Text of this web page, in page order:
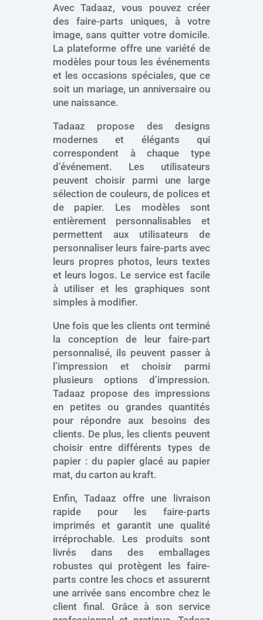
Avec Tadaaz, vous pouvez créer
des faire-parts uniques, à votre
image, sans quitter votre domicile.
La plateforme offre une variété de
modèles pour tous les événements
et les occasions spéciales, que ce
soit un mariage, un anniversaire ou
une naissance.
Tadaaz propose des designs
modernes et élégants qui
correspondent à chaque type
d’événement. Les utilisateurs
peuvent choisir parmi une large
sélection de couleurs, de polices et
de papier. Les modèles sont
entièrement personnalisables et
permettent aux utilisateurs de
personnaliser leurs faire-parts avec
leurs propres photos, leurs textes
et leurs logos. Le service est facile
à utiliser et les graphiques sont
simples à modifier.
Une fois que les clients ont terminé
la conception de leur faire-part
personnalisé, ils peuvent passer à
l’impression et choisir parmi
plusieurs options d’impression.
Tadaaz propose des impressions
en petites ou grandes quantités
pour répondre aux besoins des
clients. De plus, les clients peuvent
choisir entre différents types de
papier : du papier glacé au papier
mat, du carton au kraft.
Enfin, Tadaaz offre une livraison
rapide pour les faire-parts
imprimés et garantit une qualité
irréprochable. Les produits sont
livrés dans des emballages
robustes qui protègent les faire-
parts contre les chocs et assurernt
une arrivée sans encombre chez le
client final. Grâce à son service